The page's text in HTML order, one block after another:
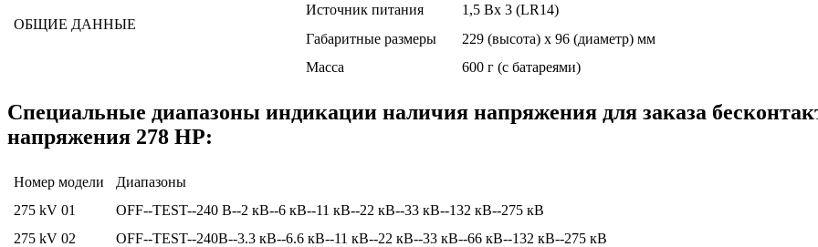
ОБЩИЕ ДАННЫЕ
Источник питания
1,5 Вх 3 (LR14)
Габаритные размеры
229 (высота) х 96 (диаметр) мм
Масса
600 г (с батареями)
Специальные диапазоны индикации наличия напряжения для заказа
напряжения 278 HP:
Номер модели
Диапазоны
275 kV 01
OFF--TEST--240 В--2 кВ--6 кВ--11 кВ--22 кВ--33 кВ--132 кВ--275 кВ
275 kV 02
OFF--TEST--240В--3.3 кВ--6.6 кВ--11 кВ--22 кВ--33 кВ--66 кВ--132 кВ--275 кВ